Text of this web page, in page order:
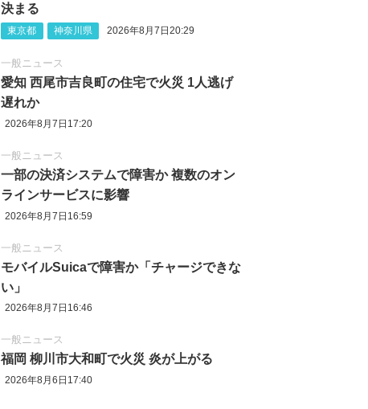
決まる
東京都 神奈川県 2026年8月7日20:29
一般ニュース
愛知 西尾市吉良町の住宅で火災 1人逃げ
遅れか
2026年8月7日17:20
一般ニュース
一部の決済システムで障害か 複数のオン
ラインサービスに影響
2026年8月7日16:59
一般ニュース
モバイルSuicaで障害か「チャージできな
い」
2026年8月7日16:46
一般ニュース
福岡 柳川市大和町で火災 炎が上がる
2026年8月6日17:40